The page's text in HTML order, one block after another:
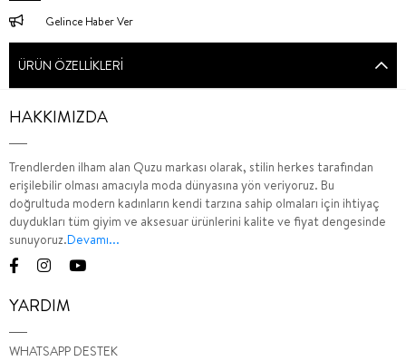
Gelince Haber Ver
ÜRÜN ÖZELLIKLERI
HAKKIMIZDA
Trendlerden ilham alan Quzu markası olarak, stilin herkes tarafından
erişilebilir olması amacıyla moda dünyasına yön veriyoruz. Bu
doğrultuda modern kadınların kendi tarzına sahip olmaları için ihtiyaç
duydukları tüm giyim ve aksesuar ürünlerini kalite ve fiyat dengesinde
sunuyoruz.Devamı...
YARDIM
WHATSAPP DESTEK